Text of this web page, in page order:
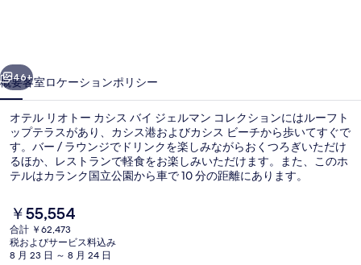
カ
シ
ス
バ
イ
ジ
ェ
ル
次へ
46+
概要客室ロケーションポリシー
オテル リオトー カシス バイ ジェルマン コレクションにはルーフト
ップテラスがあり、カシス港およびカシス ビーチから歩いてすぐで
す。バー / ラウンジでドリンクを楽しみながらおくつろぎいただけ
るほか、レストランで軽食をお楽しみいただけます。また、このホ
テルはカランク国立公園から車で 10 分の距離にあります。
現
在
の
料
￥55,554
合計 ￥62,473
税およびサービス料込み
8 月 23 日 ～ 8 月 24 日